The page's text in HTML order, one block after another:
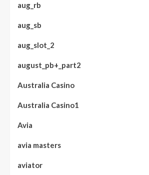
aug_rb
aug_sb
aug_slot_2
august_pb+_part2
Australia Casino
Australia Casino1
Avia
avia masters
aviator